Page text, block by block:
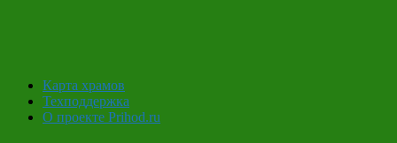
Карта храмов
Техподдержка
О проекте Prihod.ru